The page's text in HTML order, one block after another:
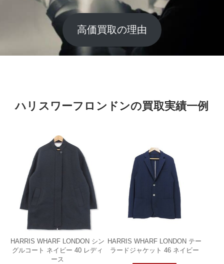
高価買取の理由
ハリスワーフロンドンの買取実績一例
HARRIS WHARF LONDON シン
グルコート ネイビー 40 レディ
ース
HARRIS WHARF LONDON テー
ラードジャケット 46 ネイビー